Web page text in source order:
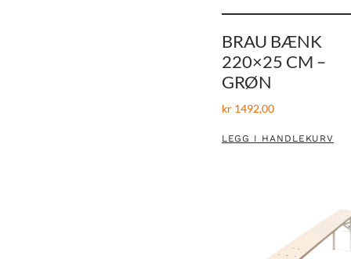
BRAU BÆNK
220×25 CM –
GRØN
kr1492,00
LEGG I HANDLEKURV